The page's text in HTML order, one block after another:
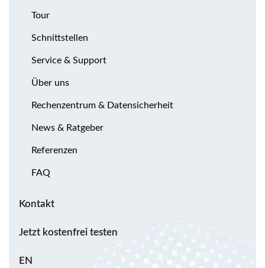
Tour
Schnittstellen
Service & Support
Über uns
Rechenzentrum & Datensicherheit
News & Ratgeber
Referenzen
FAQ
Kontakt
Jetzt kostenfrei testen
EN